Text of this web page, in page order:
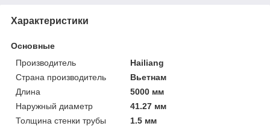
Характеристики
Основные
Производитель
Hailiang
Страна производитель
Вьетнам
Длина
5000 мм
Наружный диаметр
41.27 мм
Толщина стенки трубы
1.5 мм